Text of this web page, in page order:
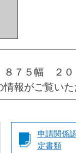
７５幅 ２
報がご覧い
申請関係
定書類